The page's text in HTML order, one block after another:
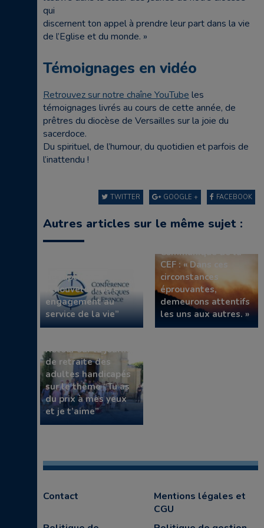
qui
discernent ton appel à prendre leur part dans la vie
de l’Eglise et du monde. »
Témoignages en vidéo
Retrouvez sur notre chaîne YouTubeles
témoignages livrés au cours de cette année, de
prêtres du diocèse de Versailles sur la joie du
sacerdoce.
Du spirituel, de l’humour, du quotidien et parfois de
l’inattendu !
FACEBOOK
GOOGLE +
TWITTER
Autres articles sur le même sujet :
de rupture,
renouveler notre
engagement au
service de la vie”
Communiqué de la
CEF : « Dans ces
circonstances
éprouvantes,
demeurons attentifs
les uns aux autres. »
Retour sur la journée
de retraite des
adultes handicapés
sur le thème “Tu as
du prix à mes yeux
et je t’aime”
Contact
Mentions légales et
CGU